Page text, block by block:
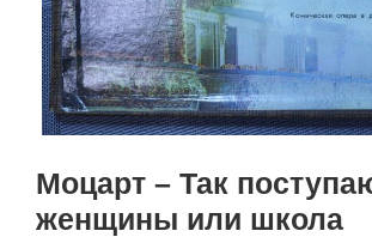
Моцарт – Так
женщины или школа